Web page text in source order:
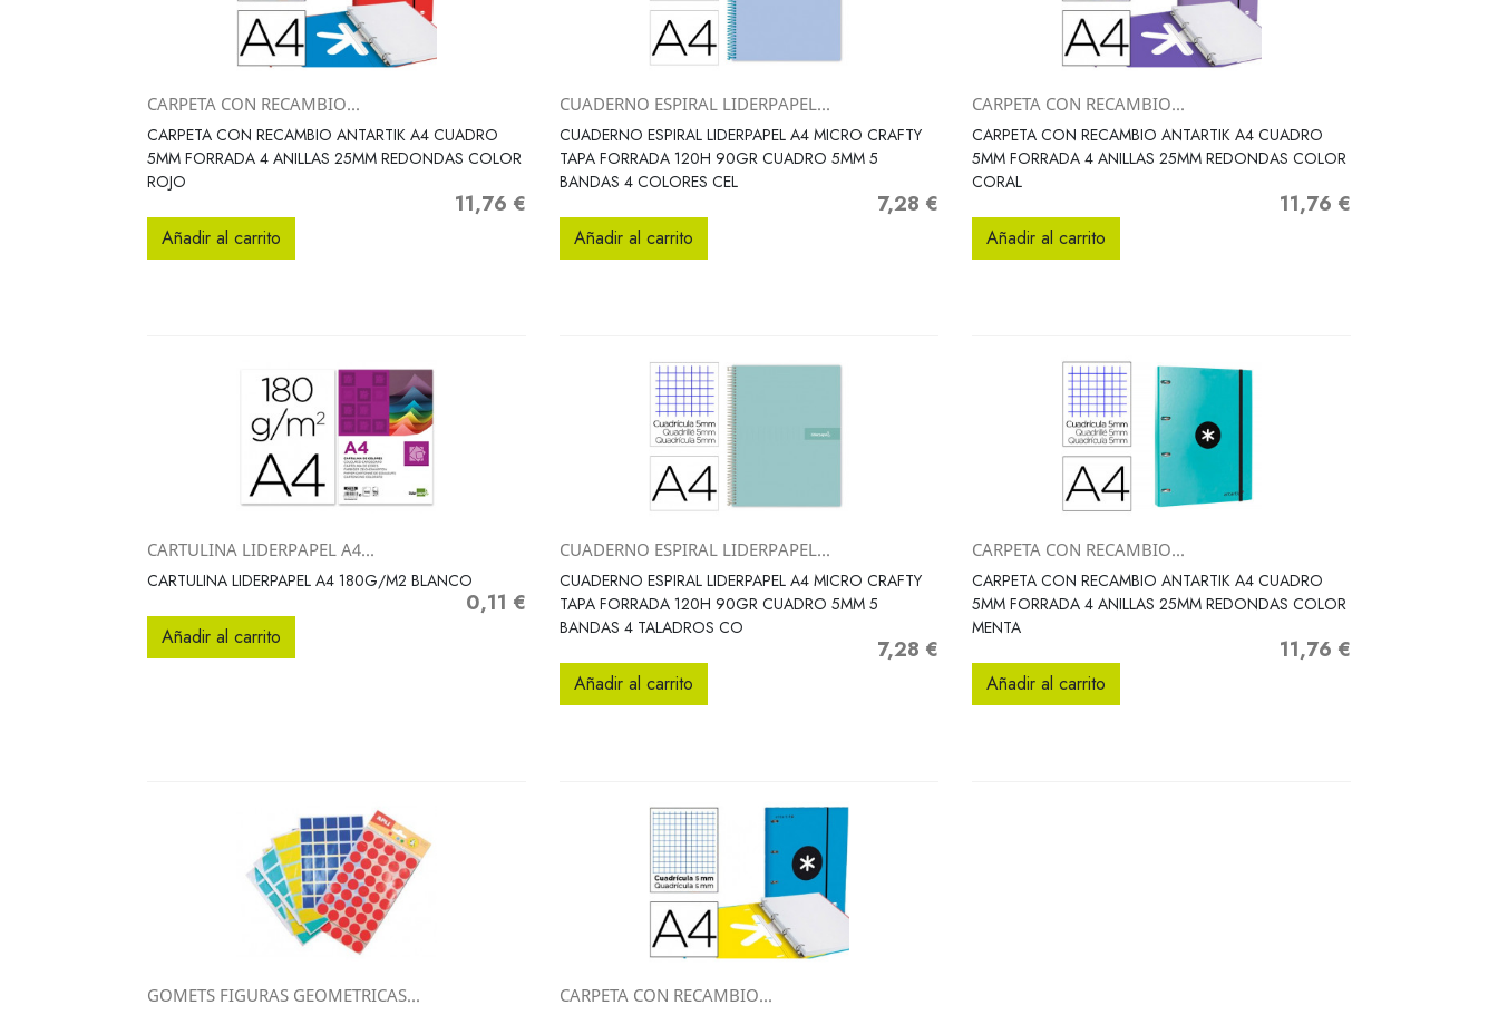
Vista rápida
CARPETA CON RECAMBIO...
CARPETA CON RECAMBIO ANTARTIK A4 CUADRO
5MM FORRADA 4 ANILLAS 25MM REDONDAS COLOR
ROJO
Precio
11,76 €
Añadir al carrito
Vista rápida
CUADERNO ESPIRAL LIDERPAPEL...
CUADERNO ESPIRAL LIDERPAPEL A4 MICRO CRAFTY
TAPA FORRADA 120H 90GR CUADRO 5MM 5
BANDAS 4 COLORES CEL
Precio
7,28 €
Añadir al carrito
Vista rápida
CARPETA CON RECAMBIO...
CARPETA CON RECAMBIO ANTARTIK A4 CUADRO
5MM FORRADA 4 ANILLAS 25MM REDONDAS COLOR
CORAL
Precio
11,76 €
Añadir al carrito
Vista rápida
CARTULINA LIDERPAPEL A4...
CARTULINA LIDERPAPEL A4 180G/M2 BLANCO
Precio
0,11 €
Añadir al carrito
Vista rápida
CUADERNO ESPIRAL LIDERPAPEL...
CUADERNO ESPIRAL LIDERPAPEL A4 MICRO CRAFTY
TAPA FORRADA 120H 90GR CUADRO 5MM 5
BANDAS 4 TALADROS CO
Precio
7,28 €
Añadir al carrito
Vista rápida
CARPETA CON RECAMBIO...
CARPETA CON RECAMBIO ANTARTIK A4 CUADRO
5MM FORRADA 4 ANILLAS 25MM REDONDAS COLOR
MENTA
Precio
11,76 €
Añadir al carrito
GOMETS FIGURAS GEOMETRICAS...
CARPETA CON RECAMBIO...